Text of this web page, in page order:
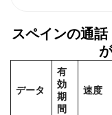
スペインの通
データ
有
効
期
間
速度